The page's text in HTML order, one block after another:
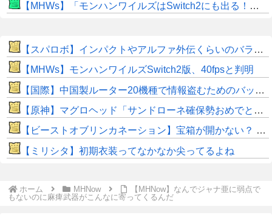
【MHWs】「モンハンワイルズはSwitch2にも出る！」👈こいつにかけたい言葉ｗｗｗｗｗｗｗｗｗ
【スパロボ】インパクトやアルファ外伝くらいのバランス求む！！ → インパクトも最終的にはコアブースターで雑魚は一撃で倒せてたけどね
【MHWs】モンハンワイルズSwitch2版、40fpsと判明
【国際】中国製ルーター20機種で情報盗むためのバックドア見つかる 米セキュリティー会社発表
【原神】マグロヘッド「サンドローネ確保勢おめでとう～パチパチ」って動画出してて草
【ビーストオブリンカネーション】宝箱が開かない？ パスワードやマップ仕様に不満
【ミリシタ】初期衣装ってなかなか尖ってるよね
ホーム MHNow
【MHNow】なんでジャナ亜に弱点で
もないのに麻痺武器がこんなに寄ってくるんだ